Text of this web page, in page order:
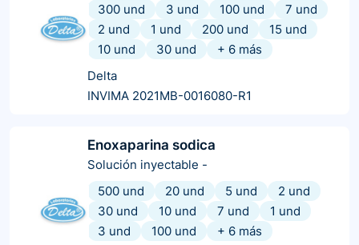
300 und
3 und 100 und
7 und
2 und
1 und 200 und
15 und
10 und
30 und + 6 más
Delta
INVIMA 2021MB-0016080-R1
Enoxaparina sodica
Solución inyectable -
500 und
20 und 5 und
2 und
30 und
10 und 7 und
1 und
3 und
100 und + 6 más